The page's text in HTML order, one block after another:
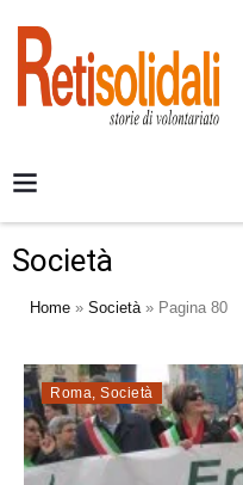
Società
Home » Società» Pagina 80
Roma, Società